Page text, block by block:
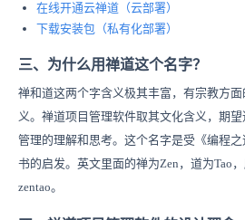
在线开通云禅道 （云部署）
下载安装包 （私有化部署）
三、为什么用禅道这个名字？
禅和道这两个字含义极其丰富，有宗教方
义。禅道项目管理软件取其文化含义，期
管理的理解和思考。这个名字是受《编程
书的启发。英文里面的禅为Zen，道为Tao
zentao。